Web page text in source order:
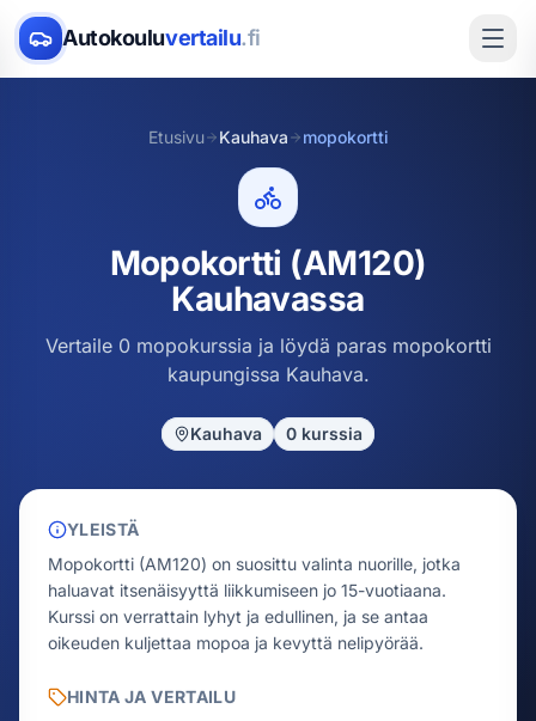
Autokouluvertailu.fi
Etusivu Kauhava mopokortti
Mopokortti (AM120)
Kauhavassa
Vertaile 0 mopokurssia ja löydä paras mopokortti
kaupungissa Kauhava.
Kauhava 0 kurssia
YLEISTÄ
Mopokortti (AM120) on suosittu valinta nuorille, jotka
haluavat itsenäisyyttä liikkumiseen jo 15-vuotiaana.
Kurssi on verrattain lyhyt ja edullinen, ja se antaa
oikeuden kuljettaa mopoa ja kevyttä nelipyörää.
HINTA JA VERTAILU